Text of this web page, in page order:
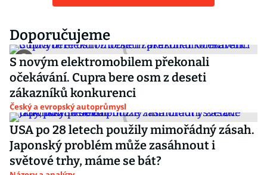
Doporučujeme
S novým elektromobilem překonali
očekávání. Cupra bere osm z deseti
zákazníků konkurenci
Český a evropský autoprůmysl
USA po 28 letech použily mimořádný zásah.
Japonský problém může zasáhnout i
světové trhy, máme se bát?